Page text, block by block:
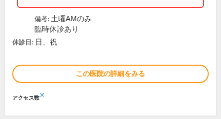
備考: 土曜AMのみ
臨時休診あり
休診日: 日、祝
この医院の詳細をみる
アクセス数※